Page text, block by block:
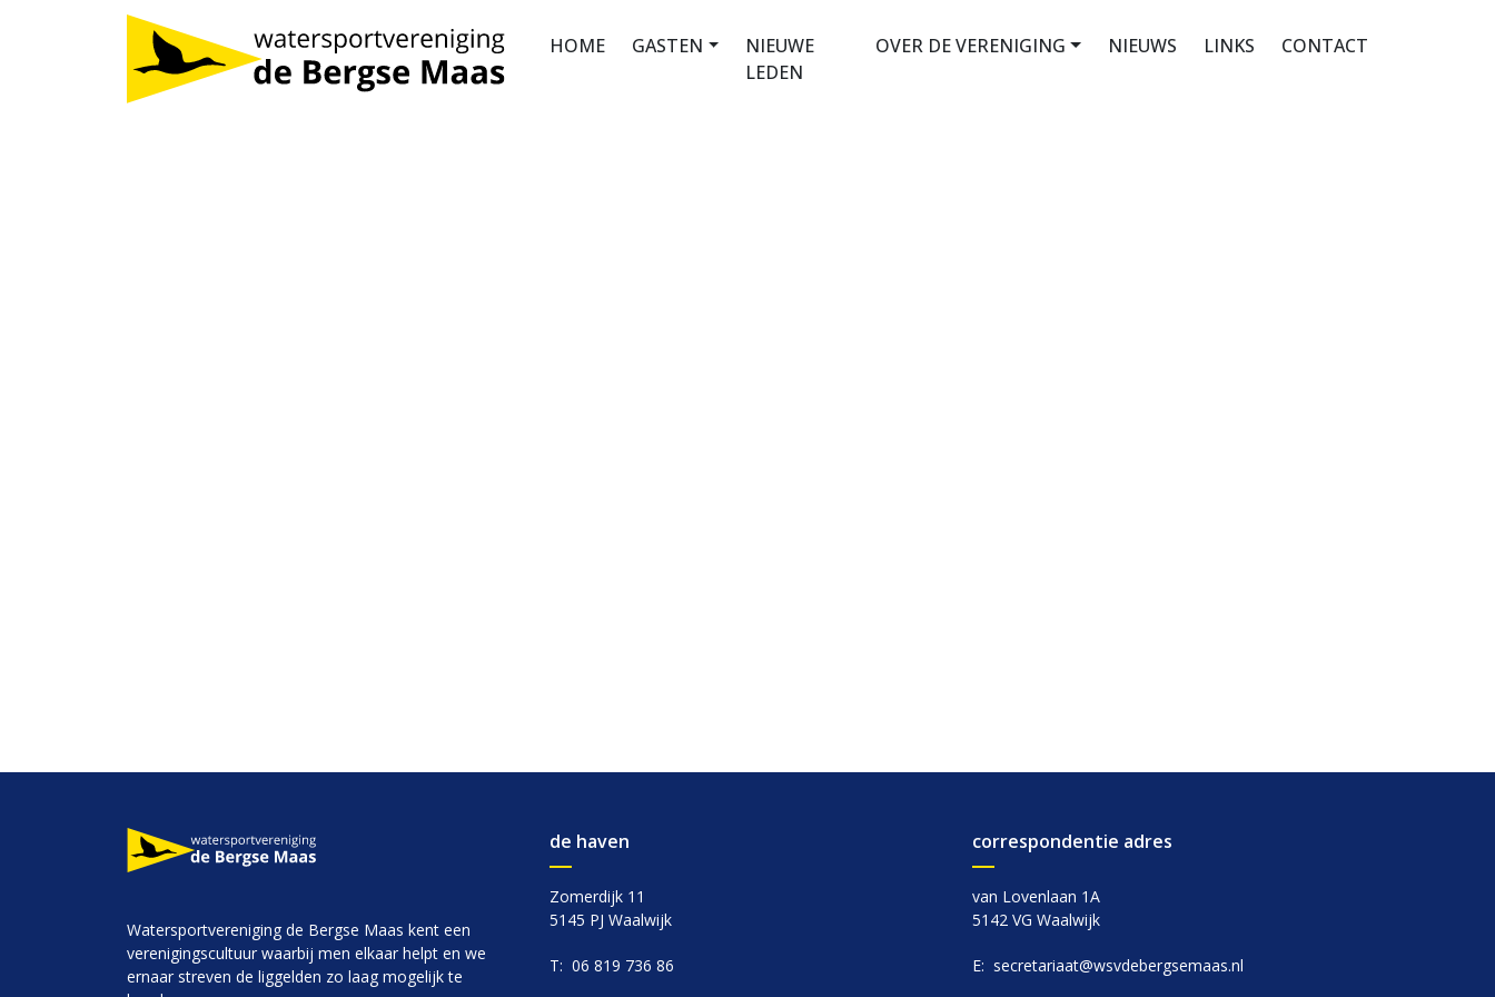
HOME GASTEN
NIEUWE
LEDEN
OVER DE VERENIGING NIEUWS LINKS CONTACT
Watersportvereniging de Bergse Maas kent een
verenigingscultuur waarbij men elkaar helpt en we
ernaar streven de liggelden zo laag mogelijk te
de haven
Zomerdijk 11
5145 PJ Waalwijk
T: 06 819 736 86
correspondentie adres
van Lovenlaan 1A
5142 VG Waalwijk
E: secretariaat@wsvdebergsemaas.nl